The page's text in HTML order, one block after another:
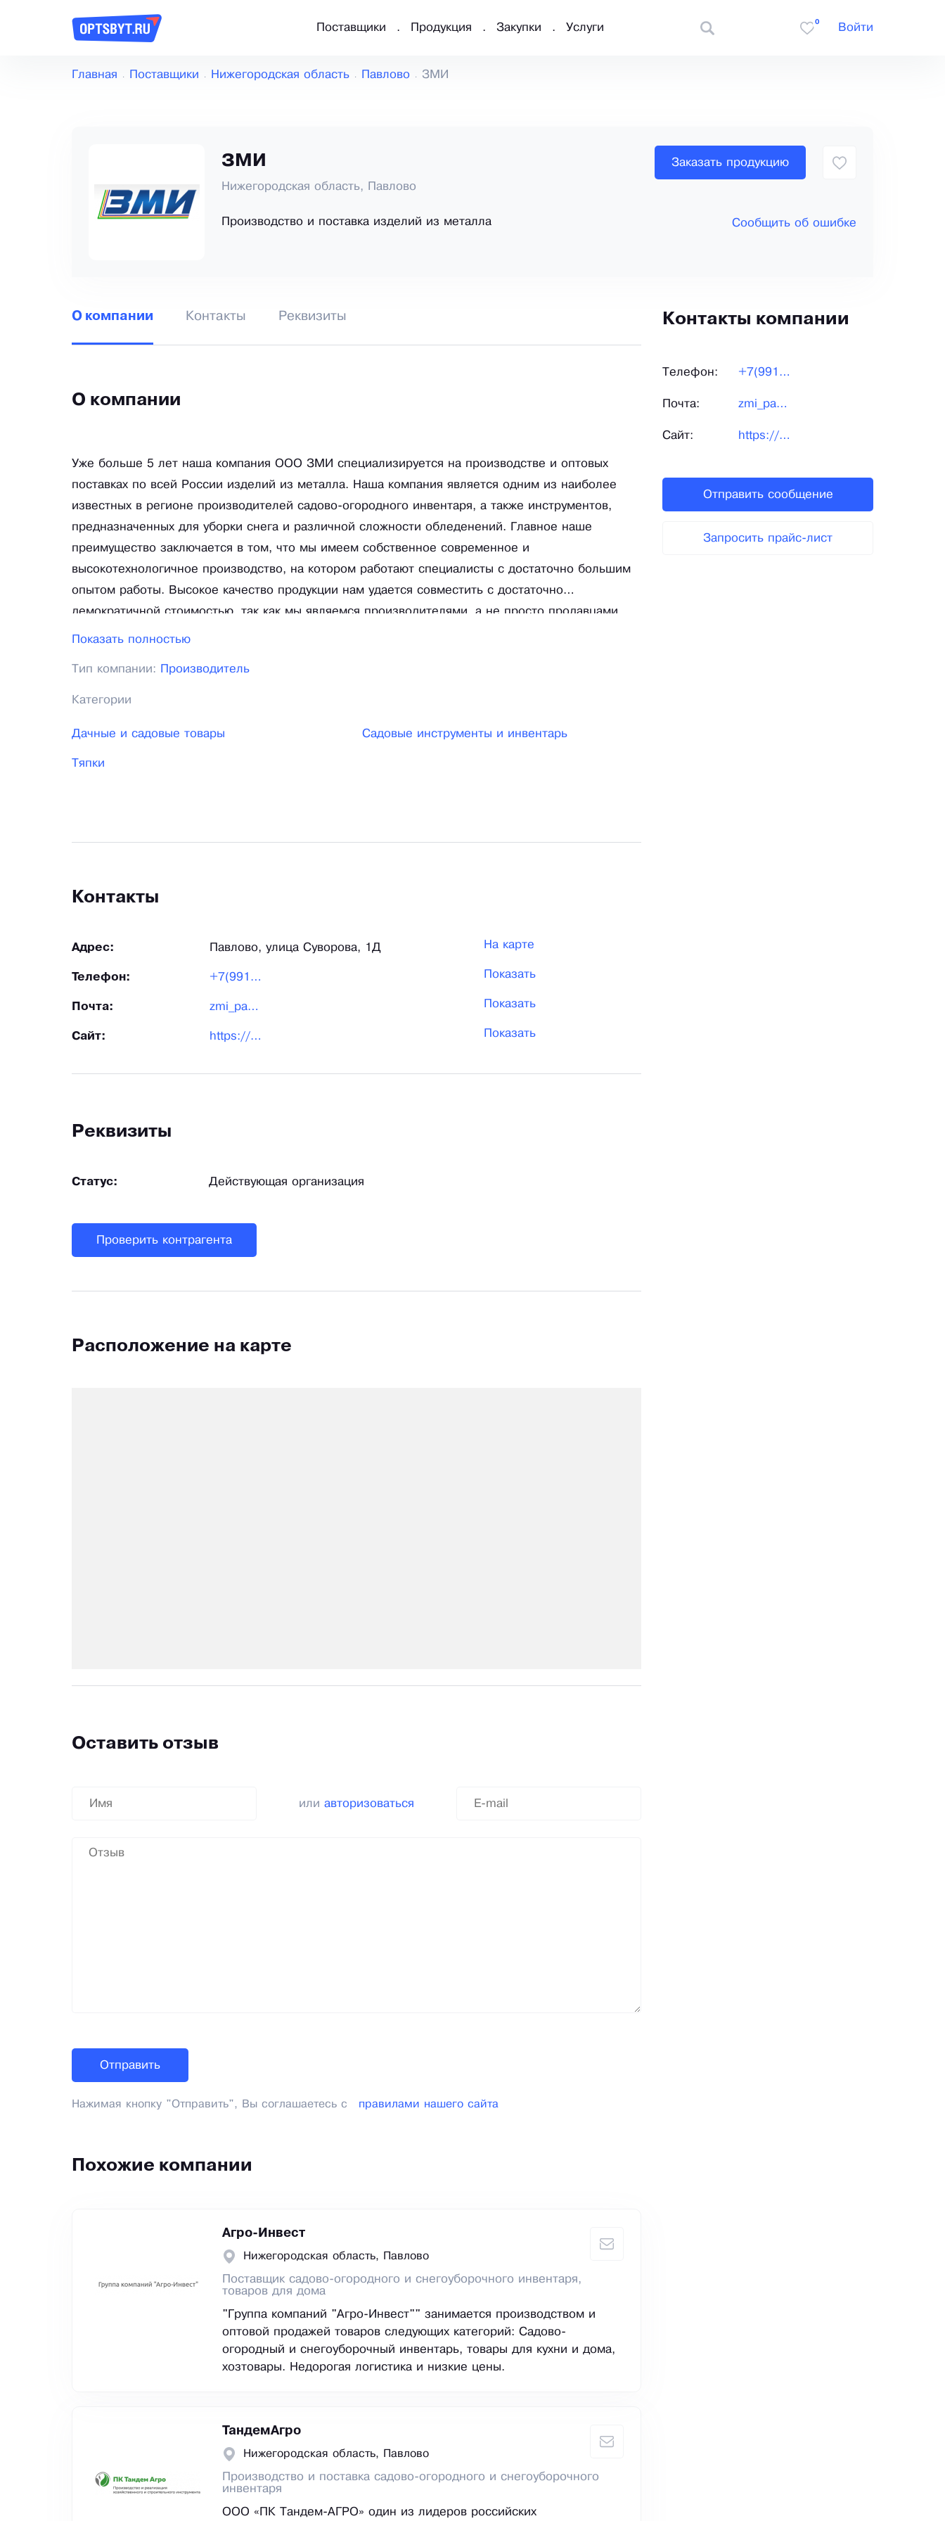
Поставщики Продукция Закупки Услуги
0
Войти
Главная Поставщики Нижегородская область Павлово ЗМИ
ЗМИ
Нижегородская область, Павлово
Производство и поставка изделий из металла
Заказать продукцию
Сообщить об ошибке
О компании Контакты Реквизиты
О компании
Уже больше 5 лет наша компания ООО ЗМИ специализируется на производстве и оптовых
поставках по всей России изделий из металла. Наша компания является одним из наиболее
известных в регионе производителей садово-огородного инвентаря, а также инструментов,
предназначенных для уборки снега и различной сложности обледенений. Главное наше
преимущество заключается в том, что мы имеем собственное современное и
высокотехнологичное производство, на котором работают специалисты с достаточно большим
опытом работы. Высокое качество продукции нам удается совместить с достаточно
демократичной стоимостью, так как мы являемся производителями, а не просто продавцами.
Показать полностью
Тип компании: Производитель
Категории
Дачные и садовые товары Садовые инструменты и инвентарь
Тяпки
Контакты
Адрес: Павлово, улица Суворова, 1Д На карте
Телефон: +7(991)45-22-145 Показать
Почта: zmi_pavlovo@mail.ru Показать
Сайт: https://zmi-pro.ru/ Показать
Реквизиты
Статус: Действующая организация
Проверить контрагента
Расположение на карте
Оставить отзыв
или авторизоваться
Нажимая кнопку "Отправить", Вы соглашаетесь с правилами нашего сайта
Похожие компании
Агро-Инвест
Нижегородская область, Павлово
Поставщик садово-огородного и снегоуборочного инвентаря,
товаров для дома
"Группа компаний "Агро-Инвест"" занимается производством и
оптовой продажей товаров следующих категорий: Садово-
огородный и снегоуборочный инвентарь, товары для кухни и дома,
хозтовары. Недорогая логистика и низкие цены.
ТандемАгро
Нижегородская область, Павлово
Производство и поставка садово-огородного и снегоуборочного
инвентаря
ООО «ПК Тандем-АГРО» один из лидеров российских
Контакты компании
Телефон: +7(991)45-22-145
Почта: zmi_pavlovo@mail.ru
Сайт: https://zmi-pro.ru/
Отправить сообщение
Запросить прайс-лист